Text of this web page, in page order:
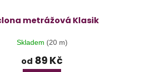
metrážová Klasik
Skladem (20 m)
od 89 Kč